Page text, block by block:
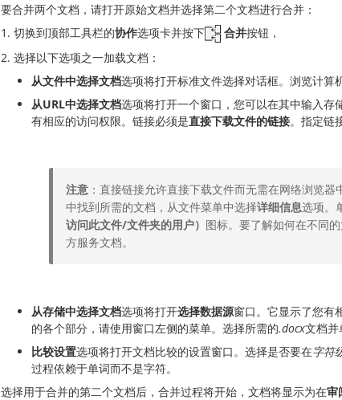
要合并两个文档，请打开原始文档并选择第二个文档进行合并：
切换到顶部工具栏的协作选项卡并按下 合并按钮，
选择以下选项之一加载文档：
从文件中选择文档选项将打开标准文件选择对话框。浏览计算
从URL中选择文档选项将打开一个窗口，您可以在其中输入
有相应的访问权限。链接必须是直接下载文件的链接。指定链
注意 ：直接链接允许直接下载文件而无需在网络浏览
中找到所需的文档，从文件菜单中选择详细信息选项。
访问此文件/文件夹的用户） 图标。要了解如何在不同
方服务文档。
从存储中选择文档选项将打开选择数据源窗口。它显示了您有
的各个部分，请使用窗口左侧的菜单。选择所需的.docx文档并
比较设置选项将打开文档比较的设置窗口。选择是否要在字符
过程依赖于单词而不是字符。
选择用于合并的第二个文档后，合并过程将开始，文档将显示为在审